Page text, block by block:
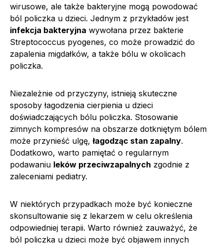
wirusowe, ale także bakteryjne mogą powodować
ból policzka u dzieci. Jednym z przykładów jest
infekcja bakteryjna wywołana przez bakterie
Streptococcus pyogenes, co może prowadzić do
zapalenia migdałków, a także bólu w okolicach
policzka.
Niezależnie od przyczyny, istnieją skuteczne
sposoby łagodzenia cierpienia u dzieci
doświadczających bólu policzka. Stosowanie
zimnych kompresów na obszarze dotkniętym bólem
może przynieść ulgę,łagodząc stan zapalny.
Dodatkowo, warto pamiętać o regularnym
podawaniu leków przeciwzapalnych zgodnie z
zaleceniami pediatry.
W niektórych przypadkach może być konieczne
skonsultowanie się z lekarzem w celu określenia
odpowiedniej terapii. Warto również zauważyć, że
ból policzka u dzieci może być objawem innych